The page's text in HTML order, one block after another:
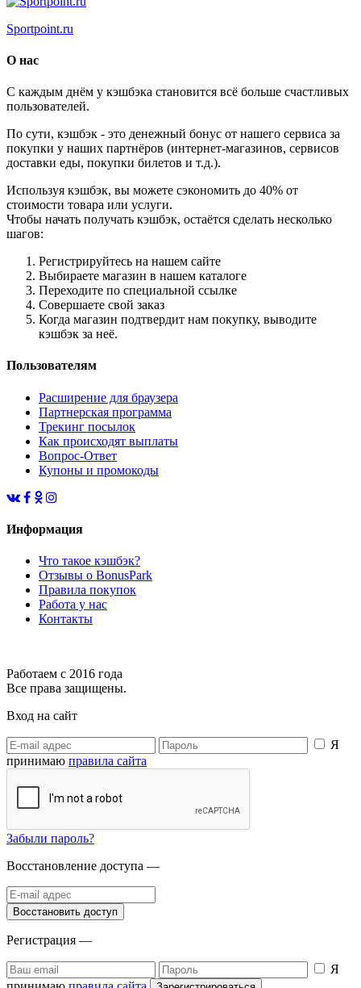
Sportpoint.ru
О нас
С каждым днём у кэшбэка становится всё больше счастливых
пользователей.
По сути, кэшбэк - это денежный бонус от нашего сервиса за
покупки у наших партнёров (интернет-магазинов, сервисов
доставки еды, покупки билетов и т.д.).
Используя кэшбэк, вы можете сэкономить до 40% от
стоимости товара или услуги.
Чтобы начать получать кэшбэк, остаётся сделать несколько
шагов:
Регистрируйтесь на нашем сайте
Выбираете магазин в нашем каталоге
Переходите по специальной ссылке
Совершаете свой заказ
Когда магазин подтвердит нам покупку, выводите
кэшбэк за неё.
Пользователям
Расширение для браузера
Партнерская программа
Трекинг посылок
Как происходят выплаты
Вопрос-Ответ
Купоны и промокоды
Информация
Что такое кэшбэк?
Отзывы о BonusPark
Правила покупок
Работа у нас
Контакты
Работаем с 2016 года
Все права защищены.
Вход на сайт
Я
принимаю правила сайта
Забыли пароль?
Восстановление доступа —
Регистрация —
Я